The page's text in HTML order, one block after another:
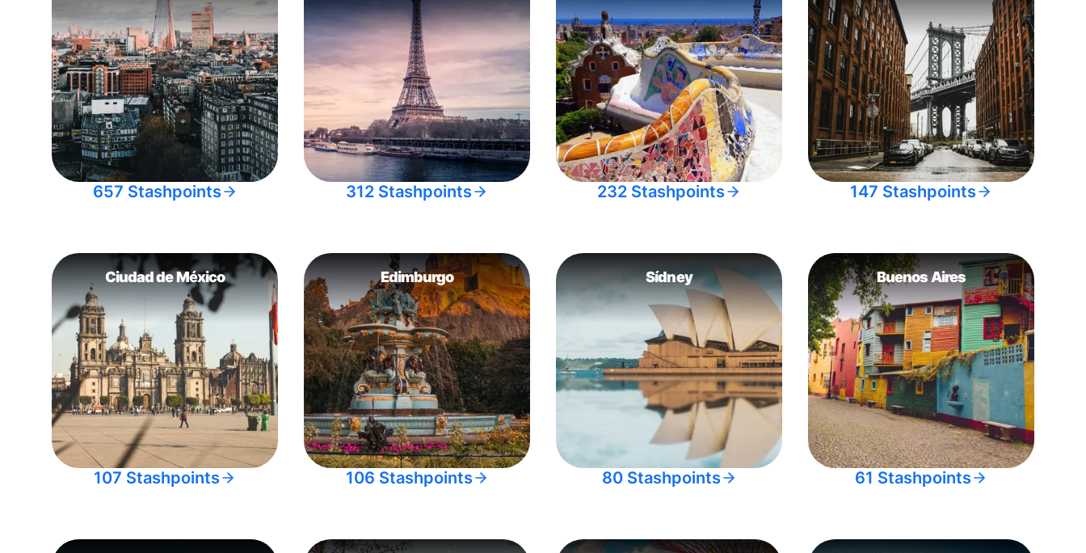
657 Stashpoints 312 Stashpoints 232 Stashpoints 147 Stashpoints
Ciudad de México
107 Stashpoints
Edimburgo
106 Stashpoints
Sídney
80 Stashpoints
Buenos Aires
61 Stashpoints